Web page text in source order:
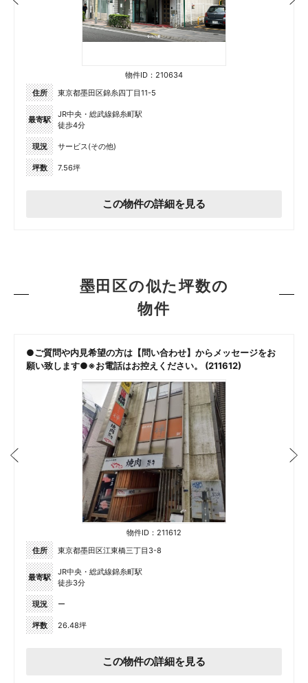
物件ID：210634
住所
東京都墨田区錦糸四丁目11-5
最寄駅
JR中央・総武線錦糸町駅
徒歩4分
現況 サービス(その他)
坪数 7.56坪
この物件の詳細を見る
墨田区の似た坪数の
物件
●ご質問や内見希望の方は【問い合わせ】からメッセージをお
願い致します●※お電話はお控えください。 (211612)
物件ID：211612
住所
東京都墨田区江東橋三丁目3-8
最寄駅
JR中央・総武線錦糸町駅
徒歩3分
現況 ー
坪数 26.48坪
この物件の詳細を見る